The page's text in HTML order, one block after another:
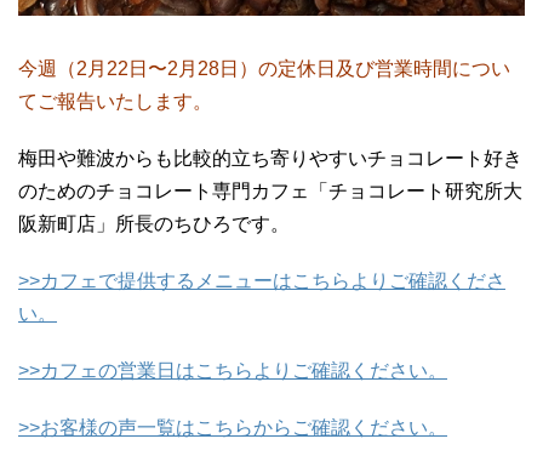
今週（2月22日〜2月28日）の定休日及び営業時間につい
てご報告いたします。
梅田や難波からも比較的立ち寄りやすいチョコレート好き
のためのチョコレート専門カフェ「チョコレート研究所大
阪新町店」所長のちひろです。
>>カフェで提供するメニューはこちらよりご確認くださ
い。
>>カフェの営業日はこちらよりご確認ください。
>>お客様の声一覧はこちらからご確認ください。